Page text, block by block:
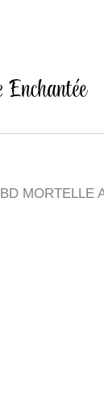
BD MORTELLE